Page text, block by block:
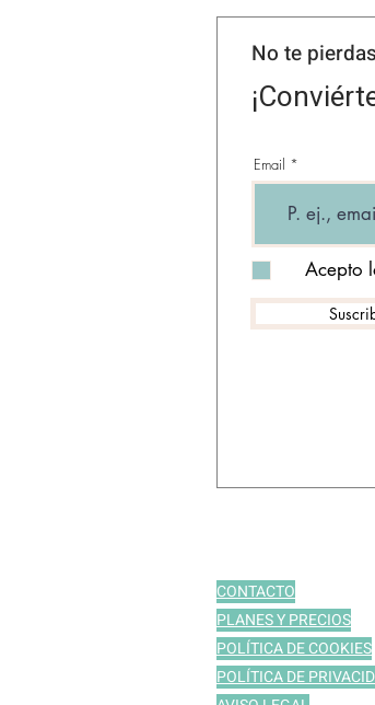
Material: Se
Abierto a
No se
Importante:
No te
Email
Acepto
CONTACTO
PLANES Y PRECIOS
POLÍTICA DE COOKIES
POLÍTICA DE